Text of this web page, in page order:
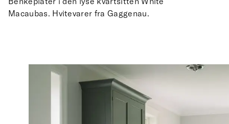
Macaubas. Hvitevarer fra Gaggenau.